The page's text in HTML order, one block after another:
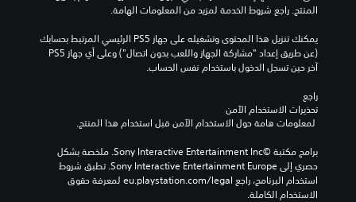
المنتج. راجع شروط الخدمة لمزيد من المعلومات الهامة.
آخر حين تسجل الدخول باستخدام نفس الحساب.
راجع
تحذيرات الاستخدام الآمن
الاستخدام الكاملة.